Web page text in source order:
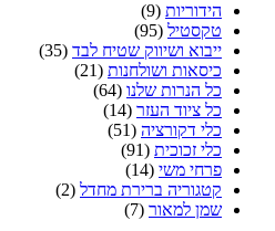
הידוריות (9)
טקסטיל (95)
ייבוא ושיווק שטיח לבד (35)
כיסאות ושולחנות (21)
כל הנרות שלנו (64)
כל ציוד העזר (14)
כלי דקורציה (51)
כלי זכוכית (91)
פרחי משי (14)
קטגוריה ברירת מחדל (2)
שמן למאור (7)